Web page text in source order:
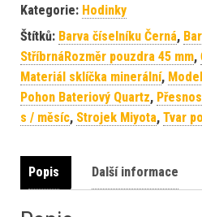
Kategorie: Hodinky
Štítků: Barva číselníku Černá,
StříbrnáRozměr pouzdra 45 mm,
Materiál sklíčka minerální,
Pohon Bateriový Quartz,
s / měsíc, Strojek Miyota, Tvar
Popis Další informace